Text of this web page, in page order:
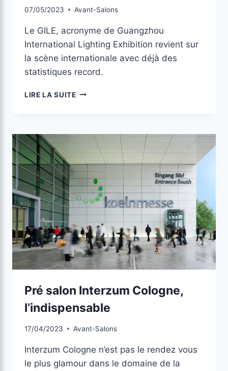
07/05/2023 Avant-Salons
Le GILE, acronyme de Guangzhou
International Lighting Exhibition revient sur
la scène internationale avec déjà des
statistiques record.
LIRE LA SUITE
Pré salon Interzum Cologne,
l’indispensable
17/04/2023 Avant-Salons
Interzum Cologne n’est pas le rendez vous
le plus glamour dans le domaine de la